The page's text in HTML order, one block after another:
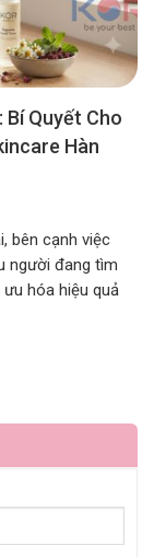
Bí Quyết Cho
Hàn
bên cạnh việc
người đang tìm
hóa hiệu quả